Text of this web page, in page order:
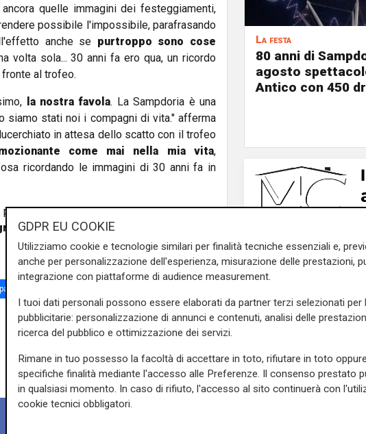
o
quelle immagini dei festeggiamenti,
possibile l'impossibile, parafrasando
anche se purtroppo sono cose
volta sola... 30 anni fa ero qua, un ricordo
al trofeo.
la nostra favola. La Sampdoria è una
siamo stati noi i compagni di vita." afferma
in attesa dello scatto con il trofeo
come mai nella mia vita,
ricordando le immagini di 30 anni fa in
principali notizie sulla Liguria seguiteci sul
,suYoutubee suFacebook
La festa
80 anni di
agosto
Antico con 450
Mia, Tua, Nostra
GDPR EU COOKIE
Utilizziamo cookie e tecnologie similari per finalità tecniche essenziali e,
anche per personalizzazione dell'esperienza, misurazione delle prestazioni,
integrazione con piattaforme di audience measurement.
I tuoi dati personali possono essere elaborati da partner terzi selezionati per
pubblicitarie: personalizzazione di annunci e contenuti, analisi delle
ricerca del pubblico e ottimizzazione dei servizi.
Rimane in tuo possesso la facoltà di accettare in toto, rifiutare in toto
specifiche finalità mediante l'accesso alle Preferenze. Il consenso prestato
in qualsiasi momento. In caso di rifiuto, l'accesso al sito continuerà con
cookie tecnici obbligatori.